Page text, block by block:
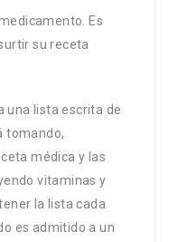
Es
su receta
una lista escrita de
tomando,
médica y las
vitaminas y
la lista cada
es admitido a un